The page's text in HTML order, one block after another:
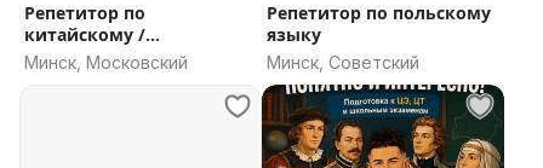
Репетитор по
китайскому /
английскому
Минск, Московский
Репетитор по польскому
языку
Минск, Советский